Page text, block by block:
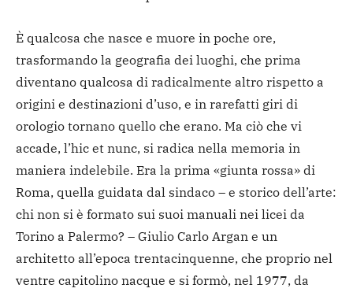
È qualcosa che nasce e muore in poche ore,
trasformando la geografia dei luoghi, che prima
diventano qualcosa di radicalmente altro rispetto a
origini e destinazioni d’uso, e in rarefatti giri di
orologio tornano quello che erano. Ma ciò che vi
accade, l’hic et nunc, si radica nella memoria in
maniera indelebile. Era la prima «giunta rossa» di
Roma, quella guidata dal sindaco – e storico dell’arte:
chi non si è formato sui suoi manuali nei licei da
Torino a Palermo? – Giulio Carlo Argan e un
architetto all’epoca trentacinquenne, che proprio nel
ventre capitolino nacque e si formò, nel 1977, da